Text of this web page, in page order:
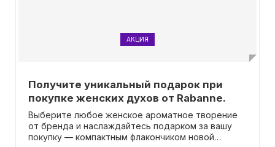
АКЦИЯ
Получите уникальный подарок при
покупке женских духов от Rabanne.
Выберите любое женское ароматное творение
от бренда и наслаждайтесь подарком за вашу
покупку — компактным флакончиком новой